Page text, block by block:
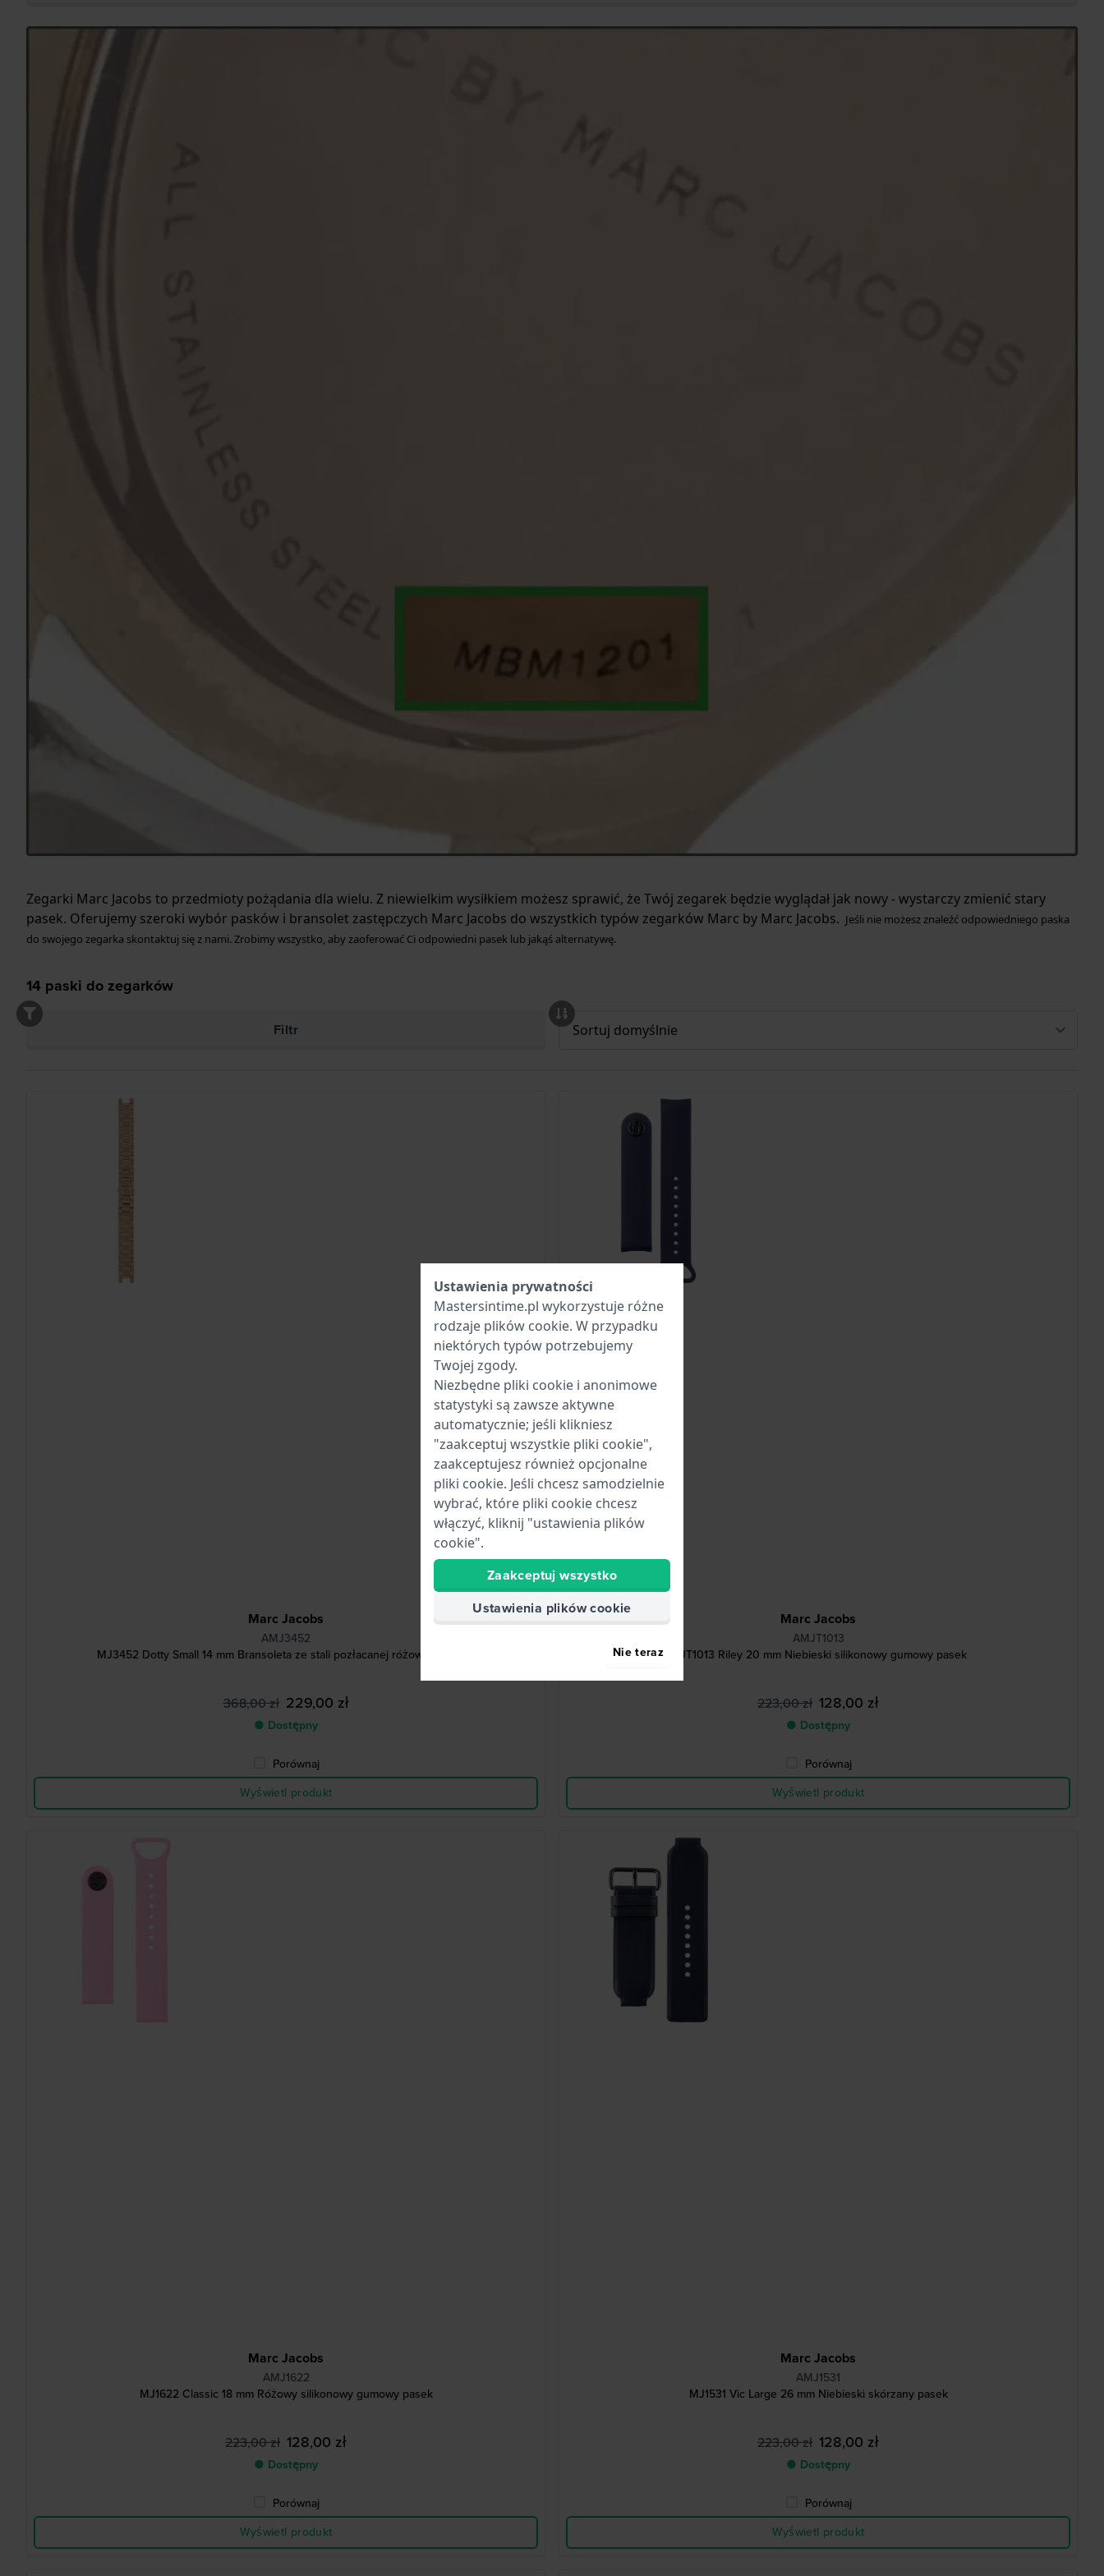
Zegarki Marc Jacobs to przedmioty pożądania dla wielu. Z niewielkim wysiłkiem możesz sprawić, że Twój zegarek będzie wyglądał jak nowy - wystarczy zmienić stary
pasek. Oferujemy szeroki wybór pasków i bransolet zastępczych Marc Jacobs do wszystkich typów zegarków Marc by Marc Jacobs. Jeśli nie możesz znaleźć odpowiedniego paska
do swojego zegarka skontaktuj się z nami.Zrobimy wszystko, aby zaoferować Ci odpowiedni pasek lub jakąś alternatywę.
14 paski do zegarków
Filtr
Marc Jacobs
AMJ3452
MJ3452 Dotty Small 14 mm Bransoleta ze stali pozłacanej różowym złotem
368,00 zł 229,00 zł
● Dostępny
Porównaj
Wyświetl produkt
Marc Jacobs
AMJT1013
MJT1013 Riley 20 mm Niebieski silikonowy gumowy pasek
223,00 zł 128,00 zł
● Dostępny
Porównaj
Wyświetl produkt
Marc Jacobs
AMJ1622
MJ1622 Classic 18 mm Różowy silikonowy gumowy pasek
223,00 zł 128,00 zł
● Dostępny
Porównaj
Wyświetl produkt
Marc Jacobs
AMJ1531
MJ1531 Vic Large 26 mm Niebieski skórzany pasek
223,00 zł 128,00 zł
● Dostępny
Porównaj
Wyświetl produkt
Ustawienia prywatności
Mastersintime.pl wykorzystuje różne
rodzaje plików cookie. W przypadku
niektórych typów potrzebujemy
Twojej zgody.
Niezbędne pliki cookie i anonimowe
statystyki są zawsze aktywne
automatycznie; jeśli klikniesz
"zaakceptuj wszystkie pliki cookie",
zaakceptujesz również opcjonalne
pliki cookie. Jeśli chcesz samodzielnie
wybrać, które pliki cookie chcesz
włączyć, kliknij "ustawienia plików
cookie".
Zaakceptuj wszystko
Ustawienia plików cookie
Nie teraz